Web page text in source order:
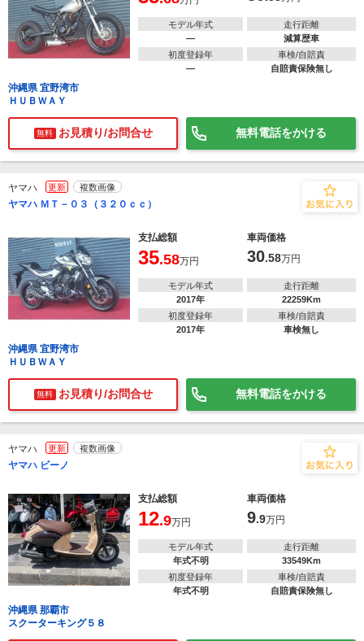
モデル年式
―
走行距離
減算歴車
初度登録年
―
車検/自賠責
自賠責保険無し
沖縄県 宜野湾市
ＨＵＢＷＡＹ
無料 お見積り/お問合せ 無料電話をかける
ヤマハ 更新 複数画像
ヤマハ ＭＴ－０３（３２０ｃｃ）
支払総額 車両価格
35.58万円 30.58万円
モデル年式
2017年
走行距離
22259Km
初度登録年
2017年
車検/自賠責
車検無し
沖縄県 宜野湾市
ＨＵＢＷＡＹ
無料 お見積り/お問合せ 無料電話をかける
ヤマハ 更新 複数画像
ヤマハ ビーノ
支払総額 車両価格
12.9万円 9.9万円
モデル年式
年式不明
走行距離
33549Km
初度登録年
年式不明
車検/自賠責
自賠責保険無し
沖縄県 那覇市
スクーターキング５８